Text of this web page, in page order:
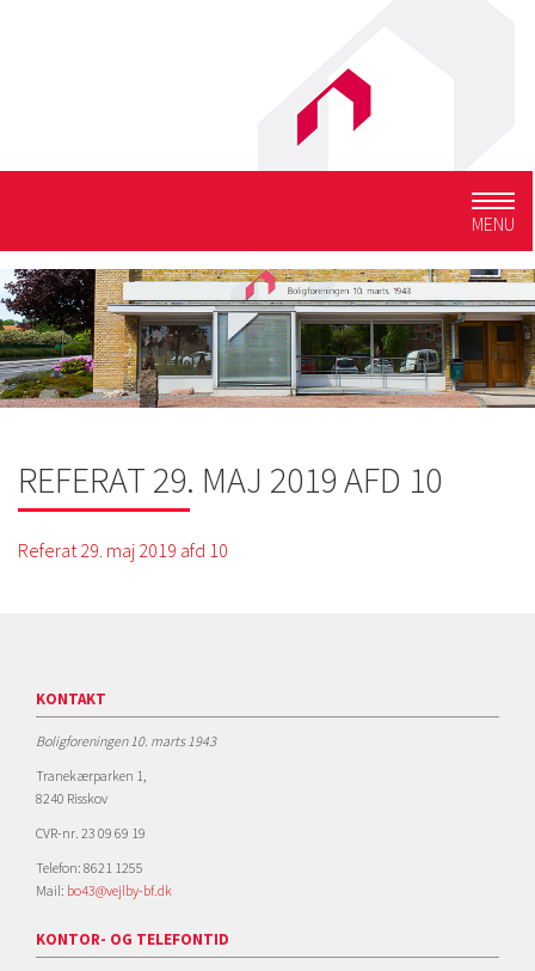
MENU
REFERAT 29. MAJ 2019 AFD 10
Referat 29. maj 2019 afd 10
KONTAKT
Boligforeningen 10. marts 1943
Tranekærparken 1,
8240 Risskov
CVR-nr. 23 09 69 19
Telefon: 8621 1255
Mail: bo43@vejlby-bf.dk
KONTOR- OG TELEFONTID